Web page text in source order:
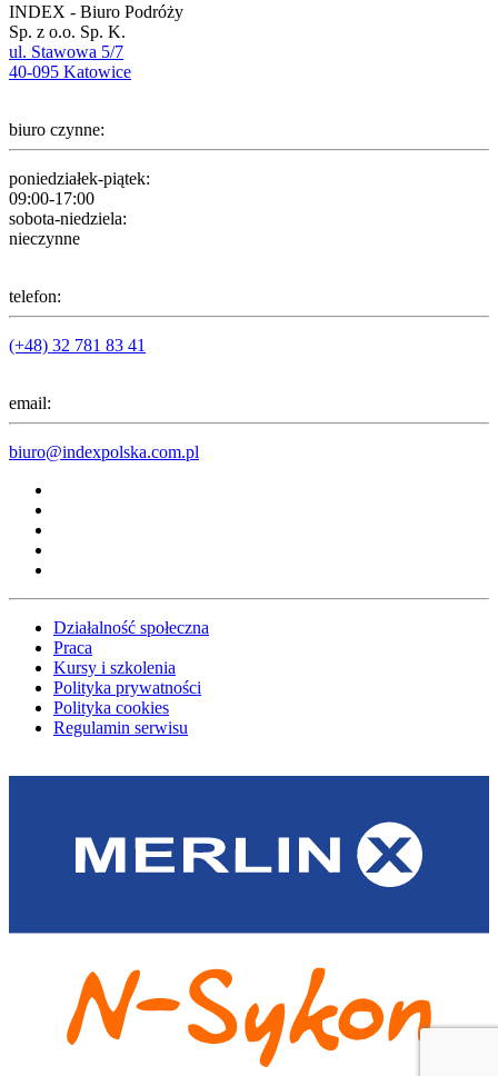
INDEX - Biuro Podróży
Sp. z o.o. Sp. K.
ul. Stawowa 5/7
40-095 Katowice
biuro czynne:
poniedziałek-piątek:
09:00-17:00
sobota-niedziela:
nieczynne
telefon:
(+48) 32 781 83 41
email:
biuro@indexpolska.com.pl
Działalność społeczna
Praca
Kursy i szkolenia
Polityka prywatności
Polityka cookies
Regulamin serwisu